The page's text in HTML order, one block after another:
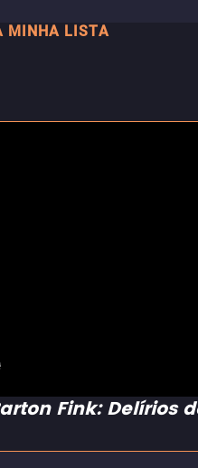
MINHA LISTA
Fink: Delírios